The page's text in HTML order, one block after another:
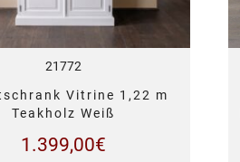
21772
Vitrine 1,22 m
Teakholz Weiß
1.399,00€